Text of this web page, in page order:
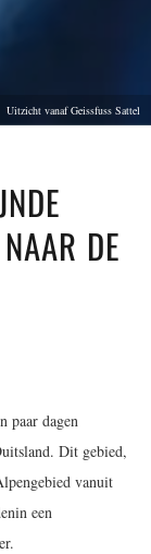
Uitzicht vanaf Geissfuss Sattel
DE
paar dagen
Dit gebied,
vanuit
een